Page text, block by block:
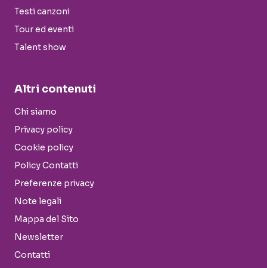
Testi canzoni
Tour ed eventi
Talent show
Altri contenuti
Chi siamo
Privacy policy
Cookie policy
Policy Contatti
Preferenze privacy
Note legali
Mappa del Sito
Newsletter
Contatti